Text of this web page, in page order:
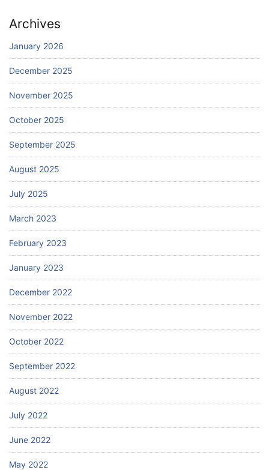
Archives
January 2026
December 2025
November 2025
October 2025
September 2025
August 2025
July 2025
March 2023
February 2023
January 2023
December 2022
November 2022
October 2022
September 2022
August 2022
July 2022
June 2022
May 2022